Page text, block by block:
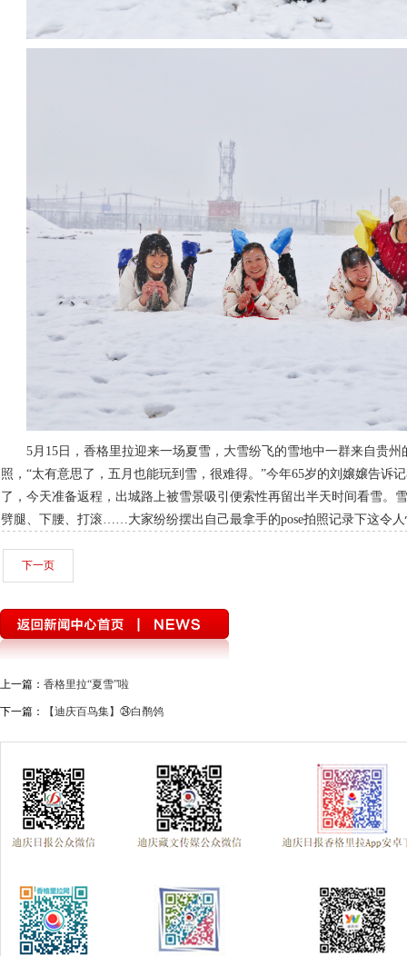
5月15日，香格里拉迎来一场夏雪，大雪纷飞的雪地中一群来自贵州
照，“太有意思了，五月也能玩到雪，很难得。”今年65岁的刘嬢嬢告诉
了，今天准备返程，出城路上被雪景吸引便索性再留出半天时间看雪。
劈腿、下腰、打滚……大家纷纷摆出自己最拿手的pose拍照记录下这令
下一页
上一篇： 香格里拉“夏雪”啦
下一篇： 【迪庆百鸟集】㉔白鹡鸰